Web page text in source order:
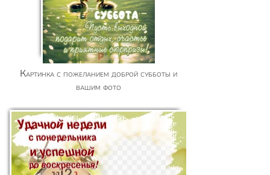
Картинка с пожеланием доброй субботы и
вашим фото